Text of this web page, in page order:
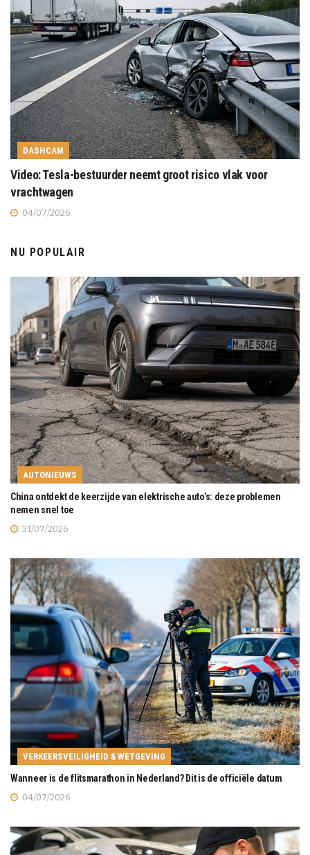
DASHCAM
Video: Tesla-bestuurder neemt groot risico vlak voor
vrachtwagen
04/07/2026
NU POPULAIR
AUTONIEUWS
China ontdekt de keerzijde van elektrische auto’s: deze problemen
nemen snel toe
31/07/2026
VERKEERSVEILIGHEID & WETGEVING
Wanneer is de flitsmarathon in Nederland? Dit is de officiële datum
04/07/2026